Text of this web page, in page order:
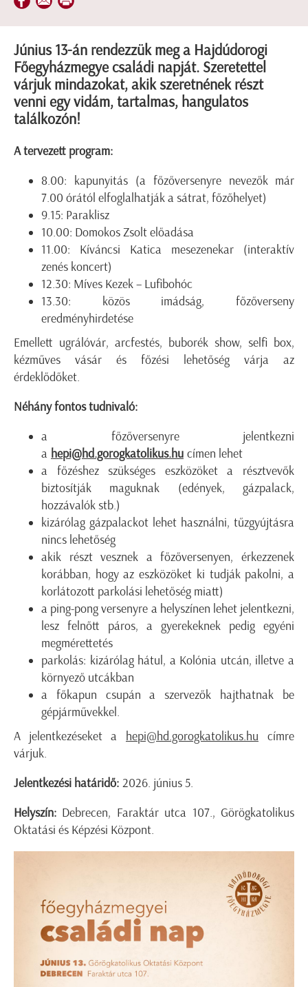
Június 13-án rendezzük meg a Hajdúdorogi
Főegyházmegye családi napját. Szeretettel
várjuk mindazokat, akik szeretnének részt
venni egy vidám, tartalmas, hangulatos
találkozón!
A tervezett program:
8.00: kapunyitás (a főzőversenyre nevezők már
7.00 órától elfoglalhatják a sátrat, főzőhelyet)
9.15: Paraklisz
10.00: Domokos Zsolt előadása
11.00: Kíváncsi Katica mesezenekar (interaktív
zenés koncert)
12.30: Míves Kezek – Lufibohóc
13.30: közös imádság, főzőverseny
eredményhirdetése
Emellett ugrálóvár, arcfestés, buborék show, selfi box,
kézműves vásár és főzési lehetőség várja az
érdeklődőket.
Néhány fontos tudnivaló:
a főzőversenyre jelentkezni
a hepi@hd.gorogkatolikus.hu címen lehet
a főzéshez szükséges eszközöket a résztvevők
biztosítják maguknak (edények, gázpalack,
hozzávalók stb.)
kizárólag gázpalackot lehet használni, tűzgyújtásra
nincs lehetőség
akik részt vesznek a főzőversenyen, érkezzenek
korábban, hogy az eszközöket ki tudják pakolni, a
korlátozott parkolási lehetőség miatt)
a ping-pong versenyre a helyszínen lehet jelentkezni,
lesz felnőtt páros, a gyerekeknek pedig egyéni
megmérettetés
parkolás: kizárólag hátul, a Kolónia utcán, illetve a
környező utcákban
a főkapun csupán a szervezők hajthatnak be
gépjárművekkel.
A jelentkezéseket a hepi@hd.gorogkatolikus.hu címre
várjuk.
Jelentkezési határidő: 2026. június 5.
Helyszín: Debrecen, Faraktár utca 107., Görögkatolikus
Oktatási és Képzési Központ.